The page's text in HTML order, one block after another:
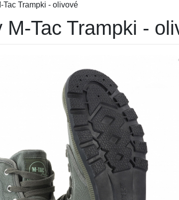
Tac Trampki - olivové
M-Tac Trampki -